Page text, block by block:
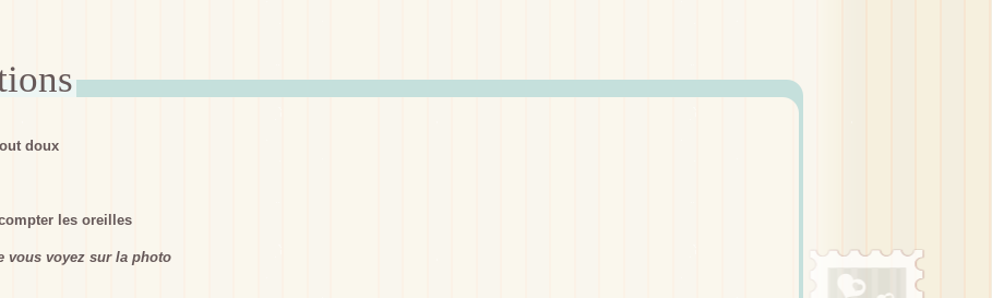
doux
les oreilles
vous voyez sur la photo